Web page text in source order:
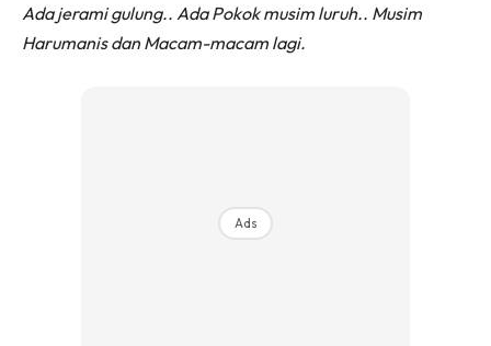
Ada jerami gulung.. Ada Pokok musim luruh.. Musim
Harumanis dan Macam-macam lagi.
Ads